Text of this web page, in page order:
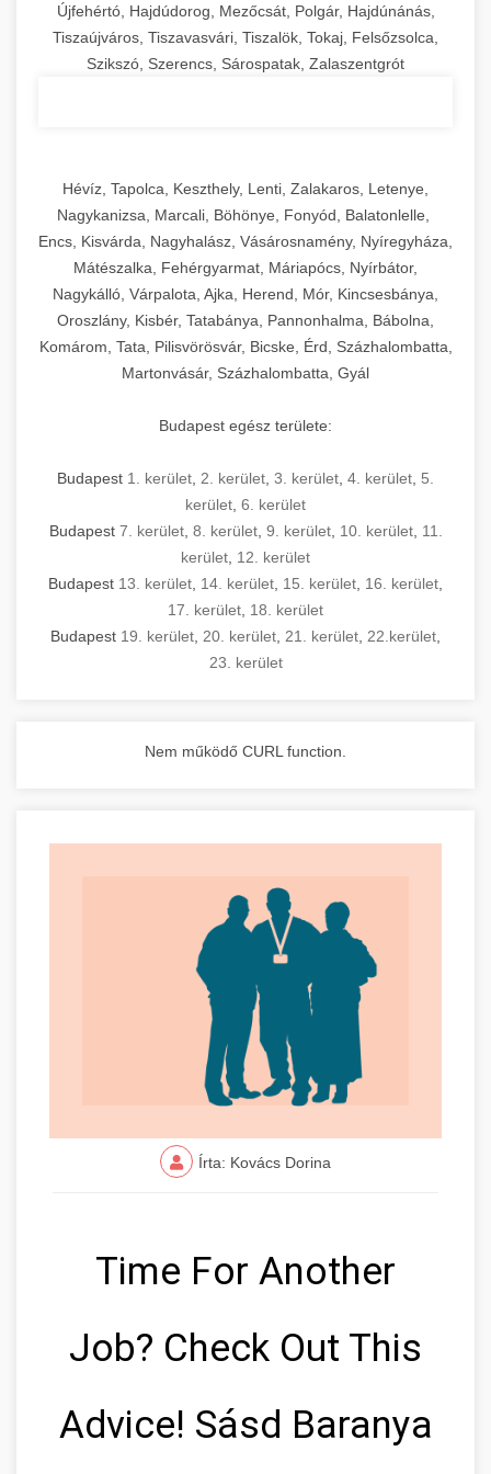
Újfehértó, Hajdúdorog, Mezőcsát, Polgár, Hajdúnánás,
Tiszaújváros, Tiszavasvári, Tiszalök, Tokaj, Felsőzsolca,
Szikszó, Szerencs, Sárospatak, Zalaszentgrót
Hévíz, Tapolca, Keszthely, Lenti, Zalakaros, Letenye,
Nagykanizsa, Marcali, Böhönye, Fonyód, Balatonlelle,
Encs, Kisvárda, Nagyhalász, Vásárosnamény, Nyíregyháza,
Mátészalka, Fehérgyarmat, Máriapócs, Nyírbátor,
Nagykálló, Várpalota, Ajka, Herend, Mór, Kincsesbánya,
Oroszlány, Kisbér, Tatabánya, Pannonhalma, Bábolna,
Komárom, Tata, Pilisvörösvár, Bicske, Érd, Százhalombatta,
Martonvásár, Százhalombatta, Gyál
Budapest egész területe:
Budapest 1. kerület 2. kerület 3. kerület 4. kerület 5.
kerület 6. kerület
Budapest 7. kerület, 8. kerület, 9. kerület, 10. kerület, 11.
kerület 12. kerület
Budapest 13. kerület 14. kerület 15. kerület 16. kerület
17. kerület 18. kerület
Budapest 19. kerület 20. kerület 21. kerület 22.kerület
23. kerület
Nem működő CURL function.
Írta: Kovács Dorina
Time For Another
Job? Check Out This
Advice! Sásd Baranya